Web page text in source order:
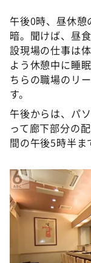
午後0時、昼休憩
暗。聞けば、昼
設現場の仕事は
よう休憩中に睡
ちらの職場のリ
す。
午後からは、パ
って廊下部分の
間の午後5時半ま